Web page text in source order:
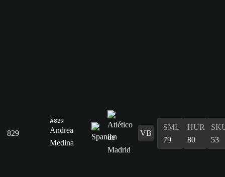
829
#829
Andrea
Medina
VB
SML
79
HUR
80
53